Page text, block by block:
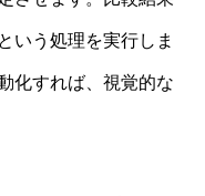
いう処理を実行しま
化すれば、視覚的な